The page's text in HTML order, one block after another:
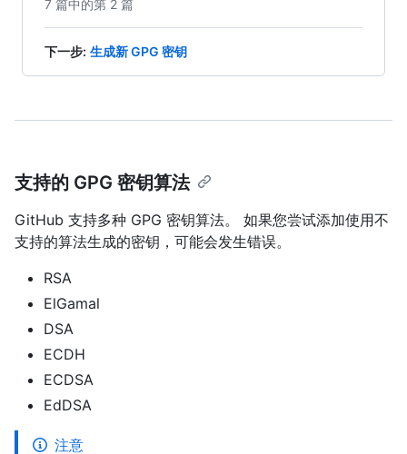
7 篇中的第 2 篇
下一步: 生成新 GPG 密钥
支持的 GPG 密钥算法
GitHub 支持多种 GPG 密钥算法。 如果您尝试添加使用不
支持的算法生成的密钥，可能会发生错误。
RSA
ElGamal
DSA
ECDH
ECDSA
EdDSA
注意